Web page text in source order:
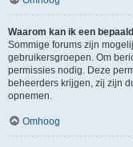
Waarom kan ik een
Sommige forums zijn
gebruikersgroepen. Om
permissies nodig. Deze
beheerders krijgen, zij zijn
opnemen.
Omhoog